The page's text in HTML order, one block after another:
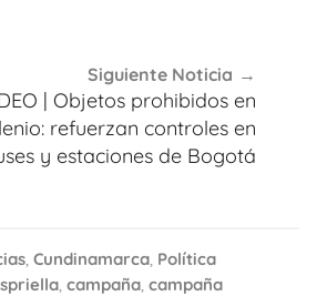
Siguiente Noticia
| Objetos prohibidos en
refuerzan controles en
y estaciones de Bogotá
, Cundinamarca, Política
, campaña, campaña